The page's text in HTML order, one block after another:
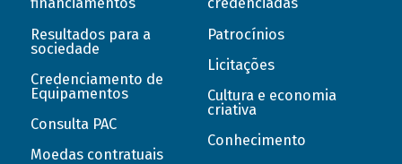
financiamentos
Resultados para a
sociedade
Credenciamento de
Equipamentos
Consulta PAC
Moedas contratuais
credenciadas
Patrocínios
Licitações
Cultura e economia
criativa
Conhecimento